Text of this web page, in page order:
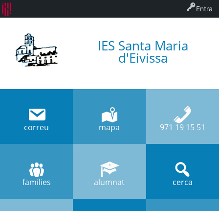
IES Santa Maria
d'Eivissa
correu mapa 971 19 15 51
families alumnat cerca
Entra